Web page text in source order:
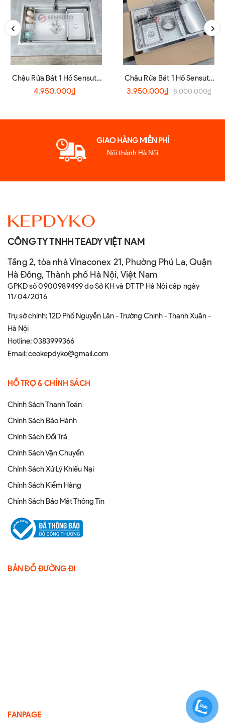
Chậu Rửa Bát 1 Hố Sensuto
S7045TSA
4.950.000₫
Chậu Rửa Bát 1 Hố Sensuto
XLG7848TS
3.950.000₫ 8.000.000₫
GIAO HÀNG MIỄN PHÍ
Nội thành Hà Nội
CÔNG TY TNHH TEADY VIỆT NAM
Tầng 2, tòa nhà Vinaconex 21, Phường Phú La, Quận
Hà Đông, Thành phố Hà Nội, Việt Nam
GPKD số 0900989499 do Sở KH và ĐT TP Hà Nội cấp ngày
11/04/2016
Trụ sở chính: 12D Phố Nguyễn Lân - Trường Chinh - Thanh Xuân -
Hà Nội
Hotline:0383999366
Email:ceokepdyko@gmail.com
HỖ TRỢ & CHÍNH SÁCH
Chính Sách Thanh Toán
Chính Sách Bảo Hành
Chính Sách Đổi Trả
Chính Sách Vận Chuyển
Chính Sách Xử Lý Khiếu Nại
Chính Sách Kiểm Hàng
Chính Sách Bảo Mật Thông Tin
BẢN ĐỒ ĐƯỜNG ĐI
FANPAGE